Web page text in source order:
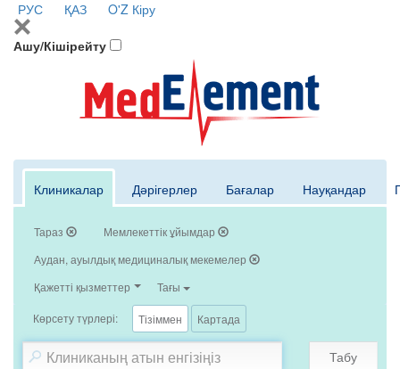
РУС ҚАЗ O'Z Кіру
Ашу/Кішірейту
Клиникалар Дәрігерлер Бағалар Науқандар
Тараз
Мемлекеттік ұйымдар
Аудан, ауылдық медициналық мекемелер
Қажетті қызметтер
Тағы
Көрсету түрлері: Тізіммен Картада
Табу